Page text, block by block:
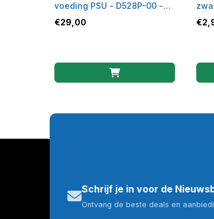
voeding PSU - D528P-00 -
0NT154
€29,00
€
Schrijf je in voor de
Ontvang de beste deals en